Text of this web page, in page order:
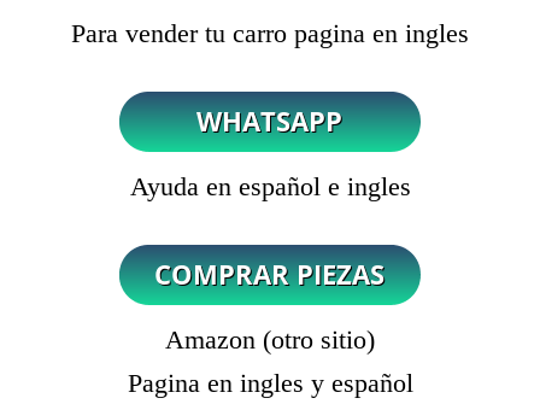
Para vender tu carro pagina en ingles
Ayuda en español e ingles
Amazon (otro sitio)
Pagina en ingles y español